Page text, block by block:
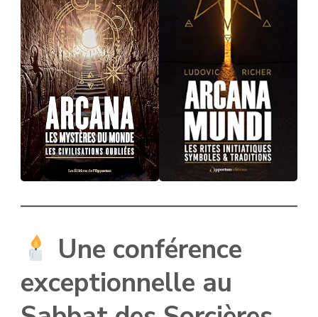
Une conférence
exceptionnelle au